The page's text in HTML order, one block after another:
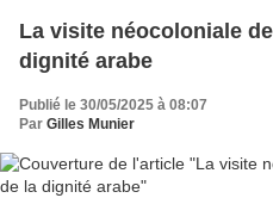
La visite néocoloniale
dignité arabe
Publié le 30/05/2025 à 08:07
Par Gilles Munier